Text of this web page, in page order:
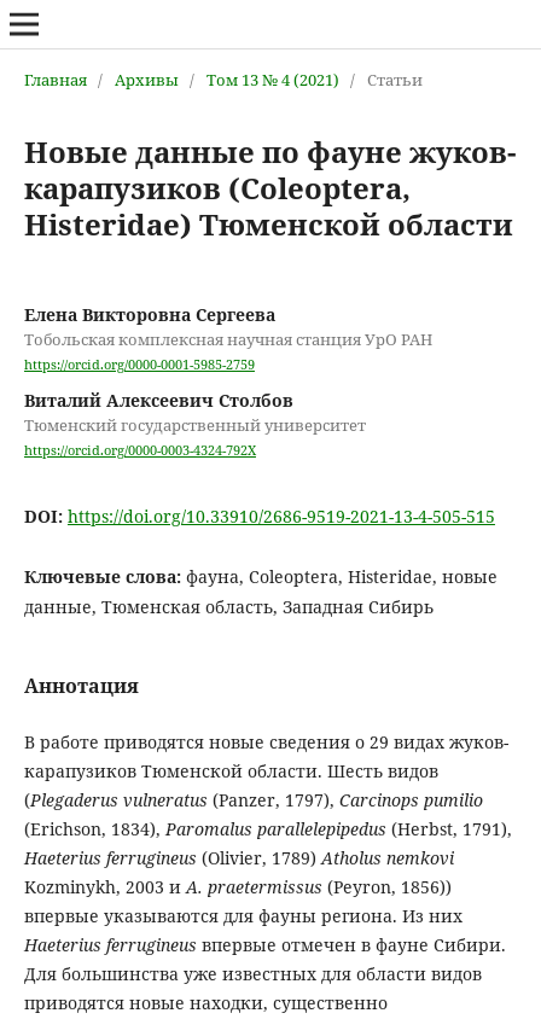
Главная / Архивы / Том 13 № 4 (2021) / Статьи
Новые данные по фауне жуков-
карапузиков (Coleoptera,
Histeridae) Тюменской области
Елена Викторовна Сергеева
Тобольская комплексная научная станция УрО РАН
https://orcid.org/0000-0001-5985-2759
Виталий Алексеевич Столбов
Тюменский государственный университет
https://orcid.org/0000-0003-4324-792X
DOI: https://doi.org/10.33910/2686-9519-2021-13-4-505-515
Ключевые слова: фауна, Coleoptera, Histeridae, новые
данные, Тюменская область, Западная Сибирь
Аннотация
В работе приводятся новые сведения о 29 видах жуков-
карапузиков Тюменской области. Шесть видов
(Plegaderus vulneratus (Panzer, 1797), Carcinops pumilio
(Erichson, 1834),Paromalus parallelepipedus (Herbst, 1791),
Haeterius ferrugineus (Olivier, 1789)Atholus nemkovi
Kozminykh, 2003 иA. praetermissus (Peyron, 1856))
впервые указываются для фауны региона. Из них
Haeterius ferrugineus впервые отмечен в фауне Сибири.
Для большинства уже известных для области видов
приводятся новые находки, существенно